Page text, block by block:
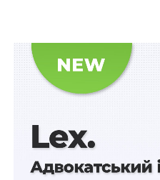
Києва. Зазирнувши до
знайшов «нічийні» 25
районного керівництва,
розпорядження про